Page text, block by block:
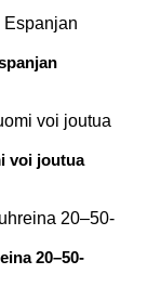
voi joutua
20–50-